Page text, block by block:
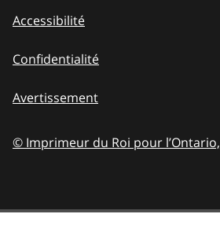
Accessibilité
Confidentialité
Avertissement
© Imprimeur du Roi pour l’Ontario,